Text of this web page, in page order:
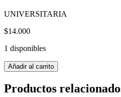
UNIVERSITARIA
$14.000
1 disponibles
ESCUELA
DE
CARPINTEROS
ALEMANES
Añadir al carrito
Productos